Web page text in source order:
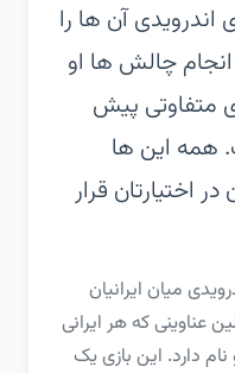
آن ها را
انجام چالش ها او
متفاوتی پیش
همه این ها
اختیارتان قرار
میان ایرانیان
عناوینی که هر ایرانی
دارد. این بازی یک